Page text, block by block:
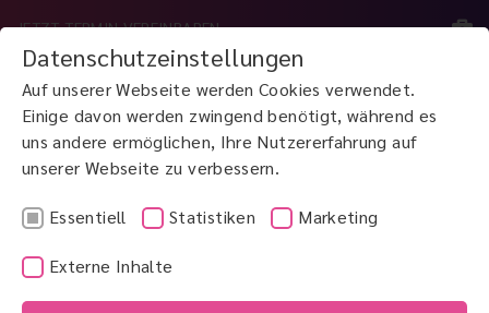
Datenschutzeinstellungen
Auf unserer Webseite werden Cookies verwendet.
Einige davon werden zwingend benötigt, während es
uns andere ermöglichen, Ihre Nutzererfahrung auf
unserer Webseite zu verbessern.
Essentiell Statistiken Marketing
Externe Inhalte
JETZT TERMIN VEREINBAREN
JETZT ANRUFEN0800 3 100 900
Sehbehinderung Sehfehlerbestimmung